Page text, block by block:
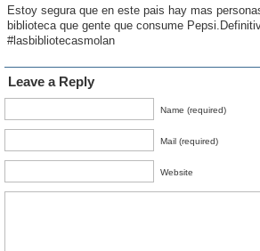
Estoy segura que en este pais hay mas
biblioteca que gente que consume
#lasbibliotecasmolan
Leave a Reply
Name (required)
Mail (required)
Website